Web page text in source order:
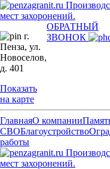
мест захоронений.
г.
Пенза, ул.
Новоселов,
д. 401
Показать
на карте
ОБРАТНЫЙ
ЗВОНОК
ГлавнаяО компании
СВОБлагоустройство
работы
мест захоронений.